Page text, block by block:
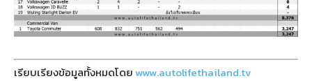
เรียบเรียงข้อมูลทั้งหมดโดยwww.autolifethailand.tv